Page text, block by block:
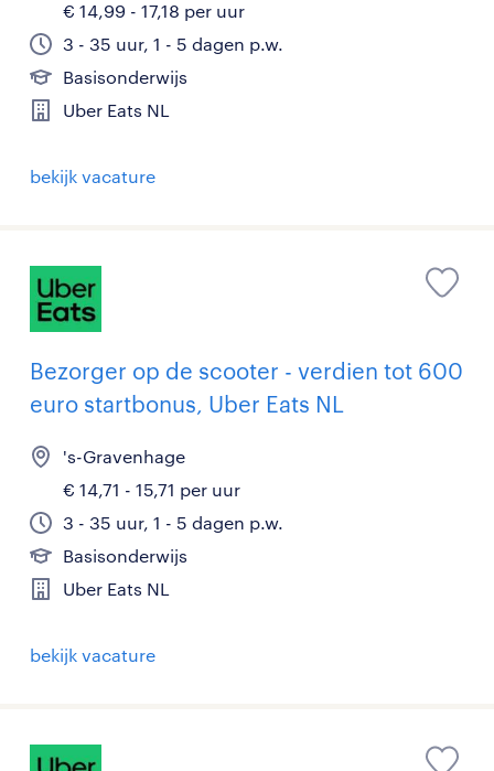
€ 14,99 - 17,18 per uur
3 - 35 uur, 1 - 5 dagen p.w.
Basisonderwijs
Uber Eats NL
bekijk vacature
Bezorger op de scooter - verdien tot 600
euro startbonus, Uber Eats NL
's-Gravenhage
€ 14,71 - 15,71 per uur
3 - 35 uur, 1 - 5 dagen p.w.
Basisonderwijs
Uber Eats NL
bekijk vacature